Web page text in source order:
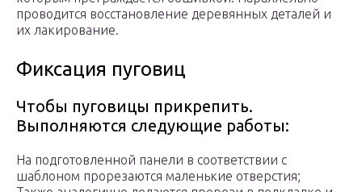
проводится восстановление деревянных деталей и
их лакирование.
Фиксация пуговиц
Чтобы пуговицы прикрепить.
Выполняются следующие работы:
На подготовленной панели в соответствии с
шаблоном прорезаются маленькие отверстия;